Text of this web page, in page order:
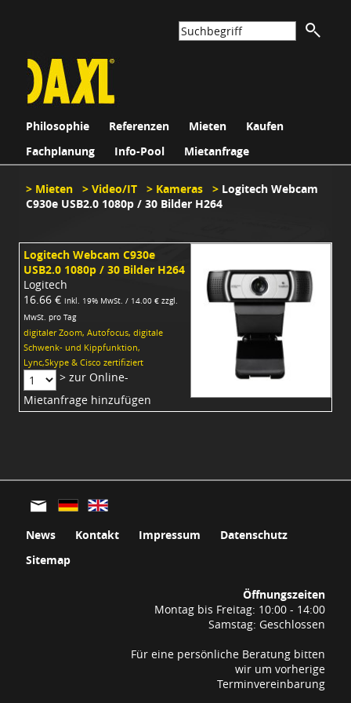
Philosophie Referenzen Mieten
Kaufen
Fachplanung
Info-Pool Mietanfrage
> Mieten> Video/IT> Kameras> Logitech Webcam
C930e USB2.0 1080p / 30 Bilder H264
Logitech Webcam C930e
USB2.0 1080p / 30 Bilder H264
Logitech
16.66 € inkl. 19% MwSt. / 14.00 € zzgl.
MwSt. pro Tag
digitaler Zoom, Autofocus, digitale
Schwenk- und Kippfunktion,
Lync,Skype & Cisco zertifiziert
> zur Online-
Mietanfrage hinzufügen
News Kontakt Impressum
Datenschutz
Sitemap
Öffnungszeiten
Montag bis Freitag: 10:00 - 14:00
Samstag: Geschlossen
Für eine persönliche Beratung bitten
wir um vorherige
Terminvereinbarung